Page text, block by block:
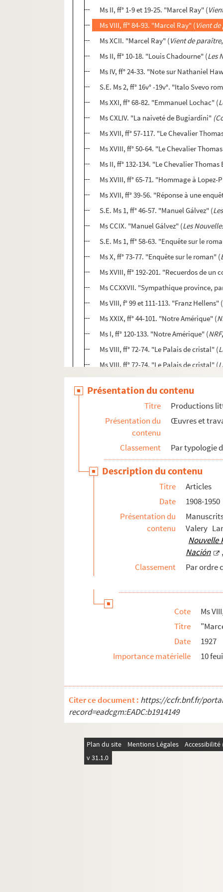
Ms II, ff° 1-9 et 19-25. "Marcel Ray" (
Ms VIII, ff° 84-93. "Marcel Ray" (Vient
Ms XCII. "Marcel Ray" (Vient de paraître
Ms II, ff° 10-18. "Louis Chadourne" (Les
Ms IV, ff° 24-33. "Note sur Nathaniel
S.E. Ms 2, ff° 16v° -19v°. "Italo Svevo
Ms XXI, ff° 68-82. "Emmanuel Lochac" (
Ms CXLIV. "La naiveté de Bugiardini"
Ms XVII, ff° 57-117. "Le Chevalier
Ms XVIII, ff° 50-64. "Le Chevalier
Ms II, ff° 132-134. "Le Chevalier
Ms XVIII, ff° 65-71. "Hommage à Lopez-
Ms XVII, ff° 39-56. "Réponse à une
S.E. Ms 1, ff° 46-57. "Manuel Gálvez" (
Ms CCIX. "Manuel Gálvez" (Les
S.E. Ms 1, ff° 58-63. "Enquête sur le
Ms X, ff° 73-77. "Enquête sur le roman" (
Ms XVIII, ff° 192-201. "Recuerdos de
Ms CCXXVII. "Sympathique province,
Ms VIII, f° 99 et 111-113. "Franz Hellens" (
Ms XXIX, ff° 44-101. "Notre Amérique" (
Ms I, ff° 120-133. "Notre Amérique" (NRF
Ms VIII, ff° 72-74. "Le Palais de cristal" (
Ms VIII, ff° 72-74. "Le Palais de cristal" (
Ms V, ff° 174-176. "Souvenir de Gabriel
Ms X, ff° 78-80. Notes sur ses articles
Ms IX. 2, ff° 1-88. Notes pour un livre
Ms V, ff° 163-165. Plan d'un livre qui
Collaborations
Essais
Journaux de voyage
Traductions
Recherches, notes et textes en tout genre
Correspondance
Post mortem
Présentation du contenu
Titre
Productions
Présentation du
contenu
Œuvres et
Classement Par typologie
Description du contenu
Titre
Articles
Date
1908-1950
Présentation du
contenu
Valery
Nouvelle
Nación
Classement
Par ordre
Cote
Ms
Titre
Date
1927
Importance matérielle
10
Citer ce document : https://ccfr.bnf.fr/
record=eadcgm:EADC:b1914149
Plan du site Mentions Légales
v 31.1.0